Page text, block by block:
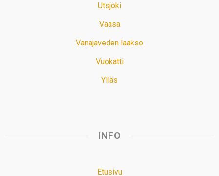
Utsjoki
Vaasa
Vanajaveden laakso
Vuokatti
Ylläs
INFO
Etusivu